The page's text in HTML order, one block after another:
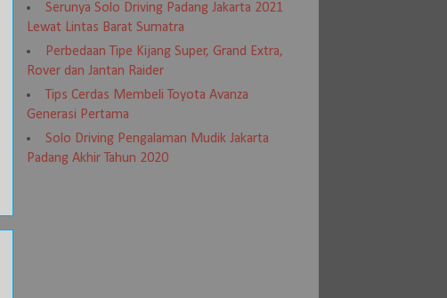
Serunya Solo Driving Padang Jakarta 2021
Lewat Lintas Barat Sumatra
Perbedaan Tipe Kijang Super, Grand Extra,
Rover dan Jantan Raider
Tips Cerdas Membeli Toyota Avanza
Generasi Pertama
Solo Driving Pengalaman Mudik Jakarta
Padang Akhir Tahun 2020